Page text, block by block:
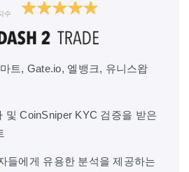
수
트, Gate.io, 엘뱅크, 유니스왑
및 CoinSniper KYC 검증을 받은
들에게 유용한 분석을 제공하는